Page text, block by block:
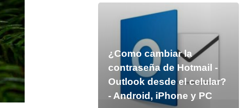
¿Como cambiar la
contraseña de Hotmail -
Outlook desde el celular?
- Android, iPhone y PC